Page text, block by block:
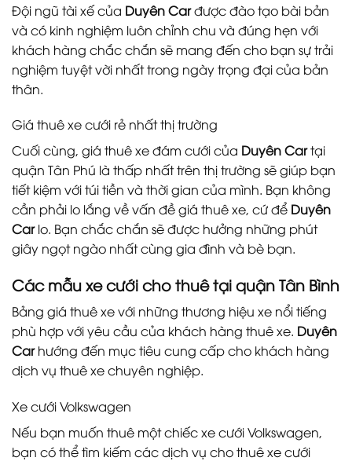
Đội ngũ tài xế của Duyên Carđược đào tạo bài bản
và có kinh nghiệm luôn chỉnh chu và đúng hẹn với
khách hàng chắc chắn sẽ mang đến cho bạn sự trải
nghiệm tuyệt vời nhất trong ngày trọng đại của bản
thân.
Giá thuê xe cưới rẻ nhất thị trường
Cuối cùng, giá thuê xe đám cưới của Duyên Cartại
quận Tân Phú là thấp nhất trên thị trường sẽ giúp bạn
tiết kiệm với túi tiền và thời gian của mình. Bạn không
cần phải lo lắng về vấn đề giá thuê xe, cứ để Duyên
Carlo. Bạn chắc chắn sẽ được hưởng những phút
giây ngọt ngào nhất cùng gia đình và bè bạn.
Các mẫu xe cưới cho thuê tại quận Tân Bình
Bảng giá thuê xe với những thương hiệu xe nổi tiếng
phù hợp với yêu cầu của khách hàng thuê xe. Duyên
Carhướng đến mục tiêu cung cấp cho khách hàng
dịch vụ thuê xe chuyên nghiệp.
Xe cưới Volkswagen
Nếu bạn muốn thuê một chiếc xe cưới Volkswagen,
bạn có thể tìm kiếm các dịch vụ cho thuê xe cưới